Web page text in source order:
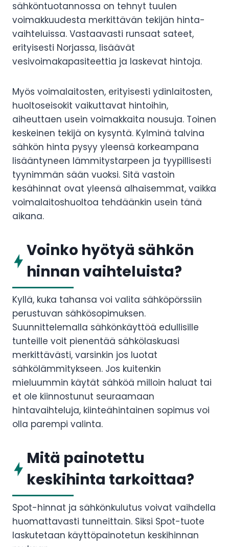
sähköntuotannossa on tehnyt tuulen
voimakkuudesta merkittävän tekijän hinta-
vaihteluissa. Vastaavasti runsaat sateet,
erityisesti Norjassa, lisäävät
vesivoimakapasiteettia ja laskevat hintoja.
Myös voimalaitosten, erityisesti ydinlaitosten,
huoltoseisokit vaikuttavat hintoihin,
aiheuttaen usein voimakkaita nousuja. Toinen
keskeinen tekijä on kysyntä. Kylminä talvina
sähkön hinta pysyy yleensä korkeampana
lisääntyneen lämmitystarpeen ja tyypillisesti
tyynimmän sään vuoksi. Sitä vastoin
kesähinnat ovat yleensä alhaisemmat, vaikka
voimalaitoshuoltoa tehdäänkin usein tänä
aikana.
Voinko hyötyä sähkön
hinnan vaihteluista?
Kyllä, kuka tahansa voi valita sähköpörssiin
perustuvan sähkösopimuksen.
Suunnittelemalla sähkönkäyttöä edullisille
tunteille voit pienentää sähkölaskuasi
merkittävästi, varsinkin jos luotat
sähkölämmitykseen. Jos kuitenkin
mieluummin käytät sähköä milloin haluat tai
et ole kiinnostunut seuraamaan
hintavaihteluja, kiinteähintainen sopimus voi
olla parempi valinta.
Mitä painotettu
keskihinta tarkoittaa?
Spot-hinnat ja sähkönkulutus voivat vaihdella
huomattavasti tunneittain. Siksi Spot-tuote
laskutetaan käyttöpainotetun keskihinnan